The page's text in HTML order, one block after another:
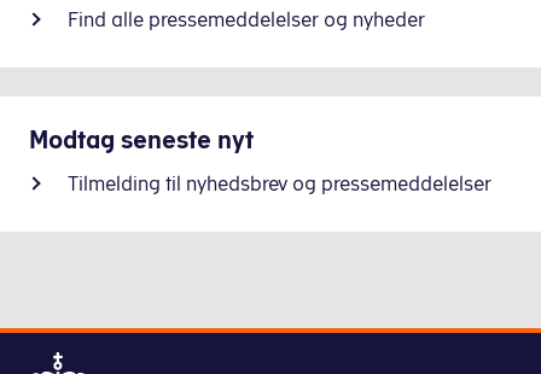
Find alle pressemeddelelser og nyheder
Modtag seneste nyt
Tilmelding til nyhedsbrev og pressemeddelelser